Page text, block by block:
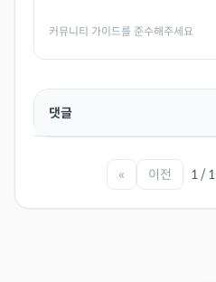
커뮤니티 가이드를 준수해주세요
댓글
« 이전 1 / 1